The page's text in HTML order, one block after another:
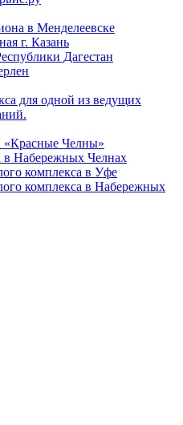
в Менделеевске
г. Казань
Дагестан
для одной из ведущих
«Красные Челны»
Набережных Челнах
комплекса в Уфе
комплекса в Набережных